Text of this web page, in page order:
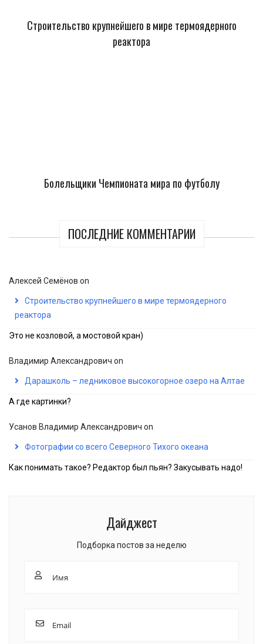
Строительство крупнейшего в мире термоядерного
реактора
Болельщики Чемпионата мира по футболу
ПОСЛЕДНИЕ КОММЕНТАРИИ
Алексей Семёнов on
Строительство крупнейшего в мире термоядерного
реактора
Это не козловой, а мостовой кран)
Владимир Александрович on
Дарашколь – ледниковое высокогорное озеро на Алтае
А где картинки?
Усанов Владимир Александрович on
Фотографии со всего Северного Тихого океана
Как понимать такое? Редактор был пьян? Закусывать надо!
Дайджест
Подборка постов за неделю